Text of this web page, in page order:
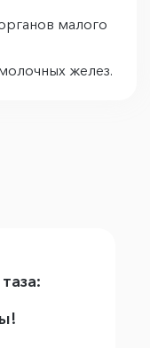
малого
желез.